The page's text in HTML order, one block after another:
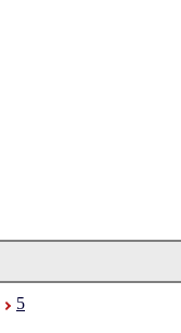
5